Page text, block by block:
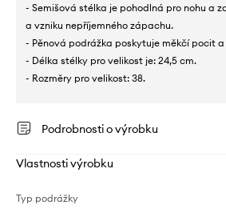
- Semišová stélka je pohodlná pro nohu a
a vzniku nepříjemného zápachu.
- Pěnová podrážka poskytuje měkčí pocit
- Délka stélky pro velikost je: 24,5 cm.
- Rozměry pro velikost: 38.
Podrobnosti o výrobku
Vlastnosti výrobku
Typ podrážky